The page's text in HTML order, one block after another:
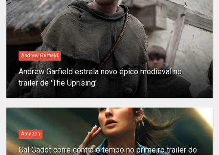
Andrew Garfield
Andrew Garfield estrela novo épico medieval no
trailer de 'The Uprising'
Amazon
Gal Gadot corre contra o tempo no primeiro trailer do